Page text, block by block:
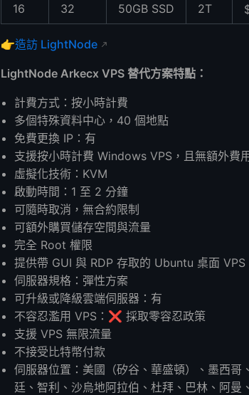
16 32 50GB SSD 2T
👉造訪 LightNode
LightNode Arkecx VPS 替代方案特點：
計費方式：按小時計費
多個特殊資料中心，40 個地點
免費更換 IP：有
支援按小時計費 Windows VPS，且無額外費
虛擬化技術：KVM
啟動時間：1 至 2 分鐘
可隨時取消，無合約限制
可額外購買儲存空間與流量
完全 Root 權限
提供帶 GUI 與 RDP 存取的 Ubuntu 桌面 VPS
伺服器規格：彈性方案
可升級或降級雲端伺服器：有
不容忍濫用 VPS：❌ 採取零容忍政策
支援 VPS 無限流量
不接受比特幣付款
伺服器位置：美國（矽谷、華盛頓）、墨西
廷、智利、沙烏地阿拉伯、杜拜、巴林、阿